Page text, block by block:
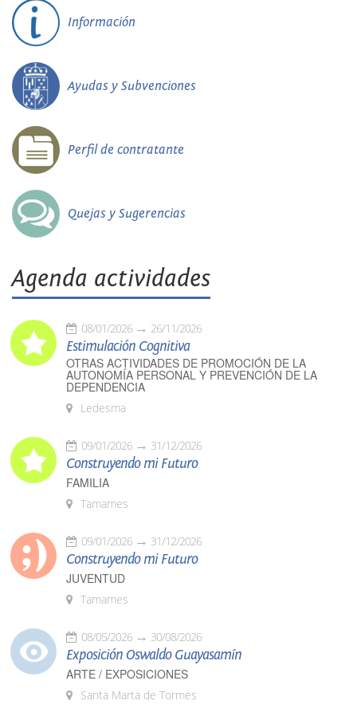
Información
Ayudas y Subvenciones
Perfil de contratante
Quejas y Sugerencias
Agenda actividades
08/01/2026 26/11/2026
Estimulación Cognitiva
OTRAS ACTIVIDADES DE PROMOCIÓN DE LA
AUTONOMÍA PERSONAL Y PREVENCIÓN DE LA
DEPENDENCIA
Ledesma
09/01/2026 31/12/2026
Construyendo mi Futuro
FAMILIA
Tamames
09/01/2026 31/12/2026
Construyendo mi Futuro
JUVENTUD
Tamames
08/05/2026 30/08/2026
Exposición Oswaldo Guayasamín
ARTE / EXPOSICIONES
Santa Marta de Tormes